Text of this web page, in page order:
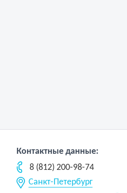
Контактные данные:
8 (812) 200-98-74
Санкт-Петербург